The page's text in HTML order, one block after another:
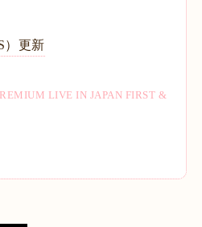
）更新
LIVE IN JAPAN FIRST &